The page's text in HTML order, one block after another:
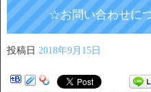
☆お問い合わせに
投稿日 2018年9月15日